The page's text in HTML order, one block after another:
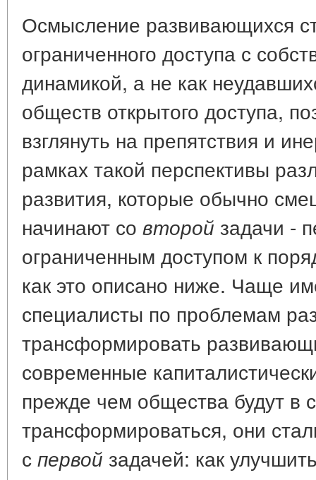
Осмысление развивающихся
ограниченного доступа с
динамикой, а не как
обществ открытого доступа,
взглянуть на препятствия и
рамках такой перспективы
развития, которые обычно
начинают со второй задачи -
ограниченным доступом к
как это описано ниже. Чаще
специалисты по проблемам
трансформировать
современные
прежде чем общества будут в
трансформироваться, они
с первой задачей: как